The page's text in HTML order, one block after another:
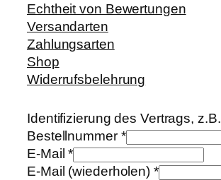
Echtheit von Bewertungen
Versandarten
Zahlungsarten
Shop
Widerrufsbelehrung
Identifizierung des Vertrags, z.B.
Bestellnummer *
E-Mail*
E-Mail (wiederholen) *